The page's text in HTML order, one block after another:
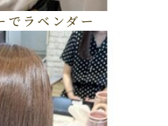
でラベンダー